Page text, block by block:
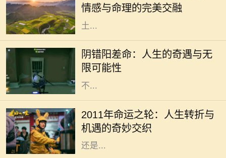
情感与命理的完美交融
和而受到许多人的喜爱。那么，城头
土...
阴错阳差命：人生的奇遇与无
限可能性
在人生的旅途中，我们或多或少都会
经历一些看似偶然，却又出人意料的
经历。阴错阳差命，这一概念源于生
活中那些出乎意料的巧合和误解，它
不...
2011年命运之轮：人生转折与
机遇的奇妙交织
2011年是一个充满变数和机遇的年
份。在这一年，许多人都经历了巨大
的变化，生活的轨迹可能因此而完全
不同。这一年，无论是从事业的发展
还是...
在这个广袤无垠的地球上，生命的形